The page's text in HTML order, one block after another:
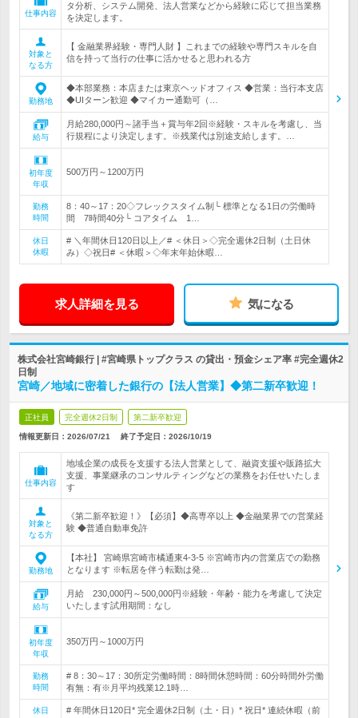
仕事内容
タ分析、システム開発、法人営業などから経験に応じて担当業務
を決定します。
対象と
なる方
【 金融業界経験・専門人財 】これまでの経験や専門スキルを自
信を持って当行の仕事に活かせると思われる方
勤務地
◆本部業務：本店または東京ヘッドオフィス ◆営業：当行本支店
◆UIターン歓迎 ◆マイカー通勤可（…
給与
月給280,000円～諸手当＋賞与年2回※経験・スキルを考慮し、当
行規程により決定します。※残業代は別途支給します。…
初年度
年収
500万円～1200万円
勤務
時間
8：40～17：20◇フレックスタイム制└ 標準となる1日の労働時
間 7時間40分└ コアタイム 1…
休日
休暇
# ＼年間休日120日以上／# ＜休日＞◇完全週休2日制（土日休
み）◇祝日# ＜休暇＞◇年末年始休暇…
求人詳細を見る 気になる
株式会社宮崎銀行 | #宮崎県トップクラス の貸出・預金シェア率 #完全週休2
日制
宮崎／地域に密着した銀行の【法人営業】◆第二新卒歓迎！
正社員 完全週休2日制 第二新卒歓迎
情報更新日：2026/07/21 終了予定日： 2026/10/19
仕事内容
地域企業の成長を支援する法人営業として、融資支援や販路拡大
支援、事業継承のコンサルティングなどの業務をお任せいたしま
す
対象と
なる方
《第二新卒歓迎！》【必須】◆高専卒以上 ◆金融業界での営業経
験 ◆普通自動車免許
勤務地
【本社】 宮崎県宮崎市橘通東4-3-5 ※宮崎市内の営業店での勤務
となります ※転居を伴う転勤は発…
給与
月給 230,000円～500,000円※経験・年齢・能力を考慮して決定
いたします試用期間：なし
初年度
年収
350万円～1000万円
勤務
時間
# 8：30～17：30所定労働時間：8時間休憩時間：60分時間外労働
有無：有※月平均残業12.1時…
休日
# 年間休日120日* 完全週休2日制（土・日）* 祝日* 連続休暇（前